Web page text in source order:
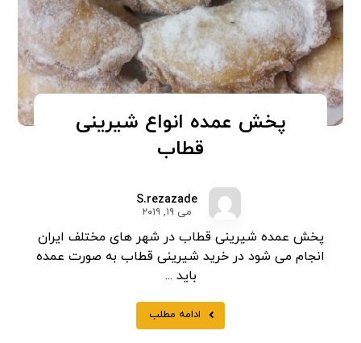
پخش عمده انواع شیرینی
قطاب
S.rezazade
می ۱۹, ۲۰۱۹
پخش عمده شیرینی قطاب در شهر های مختلف ایران
انجام می شود در خرید شیرینی قطاب به صورت عمده
باید ...
ادامه مطلب